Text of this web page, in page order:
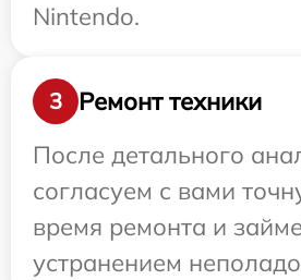
Nintendo.
3
Ремонт техники
После детального
согласуем с вами
время ремонта и
устранением